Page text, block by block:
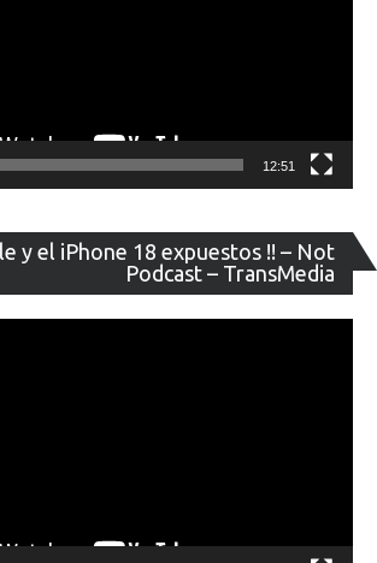
12:51
y el iPhone 18 expuestos !! – Not
Podcast – TransMedia
de